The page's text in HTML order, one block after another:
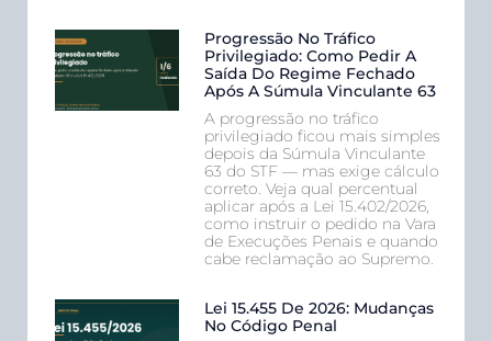
Progressão No Tráfico
Privilegiado: Como Pedir A
Saída Do Regime Fechado
Após A Súmula Vinculante 63
A progressão no tráfico
privilegiado ficou mais simples
depois da Súmula Vinculante
63 do STF — mas exige cálculo
correto. Veja qual percentual
aplicar após a Lei 15.402/2026,
como instruir o pedido na Vara
de Execuções Penais e quando
cabe reclamação ao Supremo.
Lei 15.455 De 2026: Mudanças
No Código Penal